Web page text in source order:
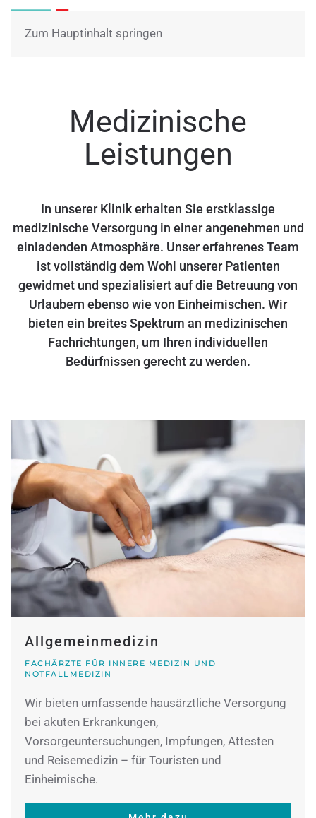
Zum Hauptinhalt springen
Medizinische
Leistungen
In unserer Klinik erhalten Sie erstklassige
medizinische Versorgung in einer angenehmen und
einladenden Atmosphäre. Unser erfahrenes Team
ist vollständig dem Wohl unserer Patienten
gewidmet und spezialisiert auf die Betreuung von
Urlaubern ebenso wie von Einheimischen. Wir
bieten ein breites Spektrum an medizinischen
Fachrichtungen, um Ihren individuellen
Bedürfnissen gerecht zu werden.
Allgemeinmedizin
FACHÄRZTE FÜR INNERE MEDIZIN UND
NOTFALLMEDIZIN
Wir bieten umfassende hausärztliche Versorgung
bei akuten Erkrankungen,
Vorsorgeuntersuchungen, Impfungen, Attesten
und Reisemedizin – für Touristen und
Einheimische.